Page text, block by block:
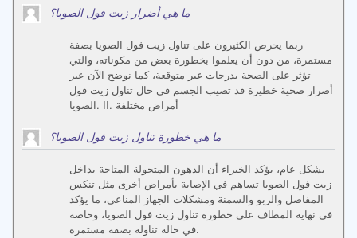
ما هي أضرار زيت فول الصويا؟
ربما يحرص الكثيرون على تناول زيت فول الصويا بصفة
مستمرة، من دون أن يعلموا بخطورة بعض من مكوناته، والتي
تؤثر على الصحة بدرجات غير متوقعة، كما نوضح الآن عبر
أضرار صحية خطيرة قد تصيب الجسم في حال تناول زيت فول
الصويا. II. أمراض مختلفة
ما هي خطورة تناول زيت فول الصويا؟
بشكل عام، يؤكد الخبراء أن الدهون المتحولة المتاحة بداخل
زيت فول الصويا تساهم في الإصابة بأمراض أخرى مثل تنكس
المفاصل والربو والسمنة ومشكلات الجهاز المناعي، ما يؤكد
في نهاية المطاف على خطورة تناول زيت فول الصويا، وخاصة
في حالة تناوله بصفة مستمرة.